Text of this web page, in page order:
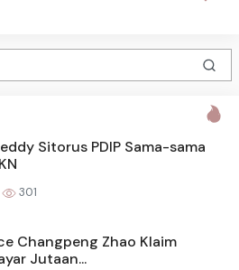
Sitorus PDIP Sama-sama
301
Changpeng Zhao Klaim
Jutaan...